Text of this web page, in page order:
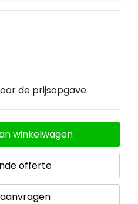
de prijsopgave.
winkelwagen
offerte